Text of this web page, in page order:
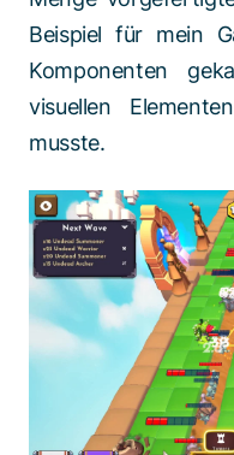
Beispiel für mein
Komponenten
visuellen
musste.